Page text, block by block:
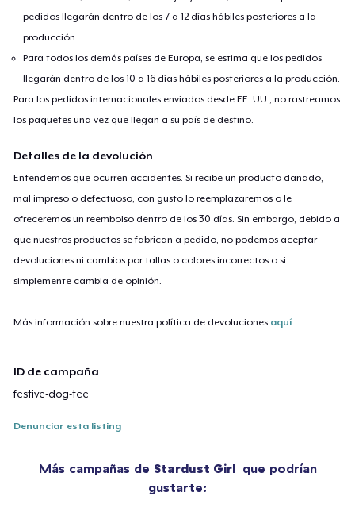
pedidos llegarán dentro de los 7 a 12 días hábiles posteriores a la
producción.
Para todos los demás países de Europa, se estima que los pedidos
llegarán dentro de los 10 a 16 días hábiles posteriores a la producción.
Para los pedidos internacionales enviados desde EE. UU., no rastreamos
los paquetes una vez que llegan a su país de destino.
Detalles de la devolución
Entendemos que ocurren accidentes. Si recibe un producto dañado,
mal impreso o defectuoso, con gusto lo reemplazaremos o le
ofreceremos un reembolso dentro de los 30 días. Sin embargo, debido a
que nuestros productos se fabrican a pedido, no podemos aceptar
devoluciones ni cambios por tallas o colores incorrectos o si
simplemente cambia de opinión.
Más información sobre nuestra política de devoluciones aquí.
ID de campaña
festive-dog-tee
Denunciar esta listing
Más campañas de Stardust Girl que podrían
gustarte: